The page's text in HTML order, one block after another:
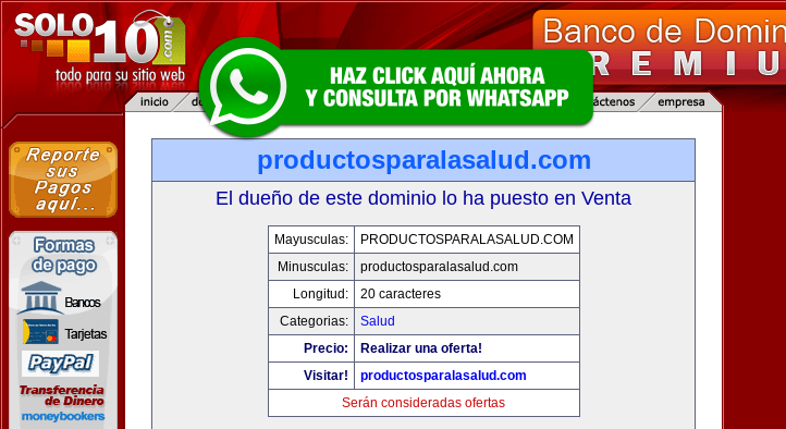
productosparalasalud.com
El dueño de este dominio lo ha puesto en Venta
Mayusculas:
PRODUCTOSPARALASALUD.COM
Minusculas:
productosparalasalud.com
Longitud:
20 caracteres
Categorias:
Salud
Precio:
Realizar una oferta!
Visitar!
productosparalasalud.com
Serán consideradas ofertas